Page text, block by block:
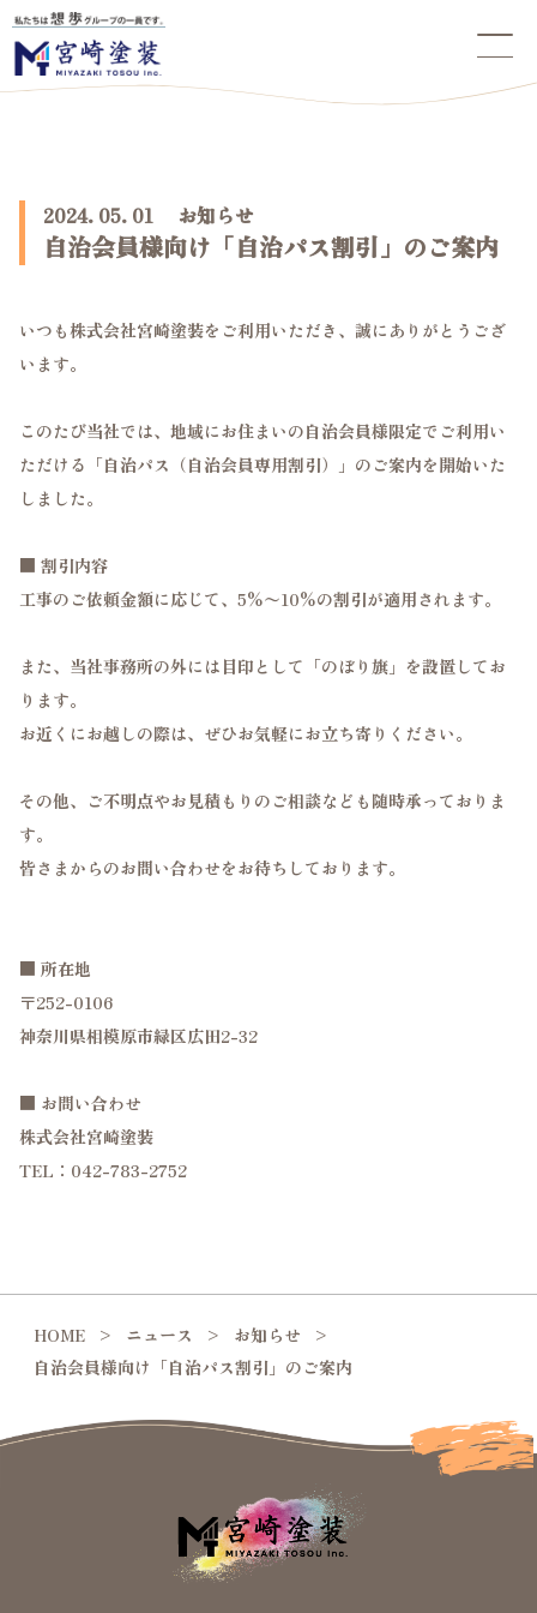
2024. 05. 01 お知らせ
自治会員様向け「自治パス割引」のご案内
いつも株式会社宮崎塗装をご利用いただき、誠にありがとうござ
います。
このたび当社では、地域にお住まいの自治会員様限定でご利用い
ただける「自治パス（自治会員専用割引）」のご案内を開始いた
しました。
■ 割引内容
工事のご依頼金額に応じて、5%〜10%の割引が適用されます。
また、当社事務所の外には目印として「のぼり旗」を設置してお
ります。
お近くにお越しの際は、ぜひお気軽にお立ち寄りください。
その他、ご不明点やお見積もりのご相談なども随時承っておりま
す。
皆さまからのお問い合わせをお待ちしております。
■ 所在地
〒252-0106
神奈川県相模原市緑区広田2-32
■ お問い合わせ
株式会社宮崎塗装
TEL：042-783-2752
HOME ニュース
お知らせ
自治会員様向け「自治パス割引」のご案内